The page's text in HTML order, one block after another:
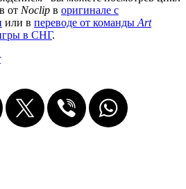
от Noclip в оригинале с
или в переводе от команды Art
в СНГ.